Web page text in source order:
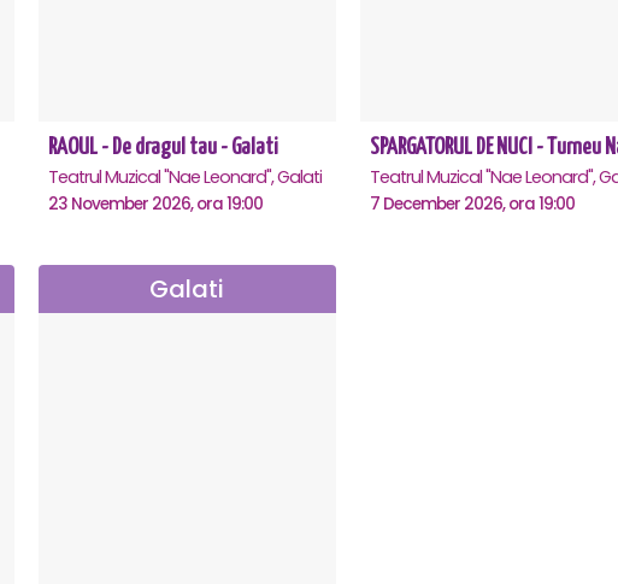
RAOUL - De dragul tau - Galati
Teatrul Muzical "Nae Leonard", Galati
23 November 2026, ora 19:00
Teatrul Muzical "Nae Leonard",
7 December 2026, ora 19:00
Galati